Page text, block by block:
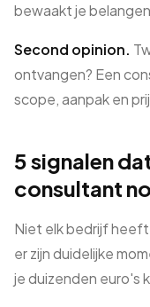
bewaakt je
Second opinion.
ontvangen? Een
scope, aanpak en
5 signalen
consultant
Niet elk bedrijf
er zijn duidelijke
je duizenden euro's